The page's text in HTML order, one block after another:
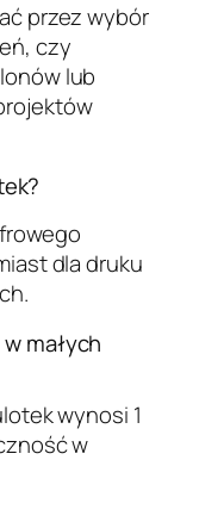
przez wybór
czy
lub
dla druku
małych
wynosi 1
w